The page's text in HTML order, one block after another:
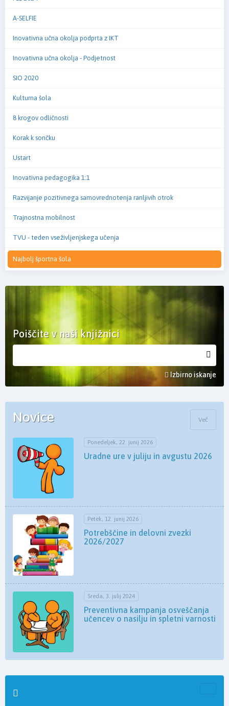
A-SELFIE
Inovativna učna okolja podprta z IKT
Inovativna učna okolja - Podjetnost
SIO 2020
Kulturna šola
8 krogov odličnosti
Korak k sončku
Ustart
Inovativna pedagogika 1:1
Razvijanje pozitivnega samovrednotenja ranljivih otrok
Trajnostna mobilnost
TVU - teden vseživljenjskega učenja
Najbolj športna šola
Poiščite v naši knjižnici
Izbirno iskanje
Novice Več
Ponedeljek, 22. junij 2026
Uradne ure v juliju in avgustu 2026
Petek, 12. junij 2026
Potrebščine in delovni zvezki
2026/2027
Sreda, 3. julij 2024
Preventivna kampanja osveščanja
učencev o nasilju in spletni varnosti